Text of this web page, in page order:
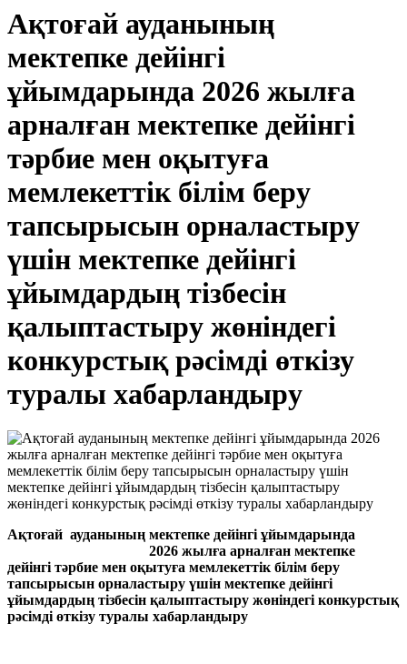
Ақтоғай ауданының
мектепке дейінгі
ұйымдарында 2026 жылға
арналған мектепке дейінгі
тәрбие мен оқытуға
мемлекеттік білім беру
тапсырысын орналастыру
үшін мектепке дейінгі
ұйымдардың тізбесін
қалыптастыру жөніндегі
конкурстық рәсімді өткізу
туралы хабарландыру
Ақтоғай ауданының мектепке дейінгі ұйымдарында
2026 жылға арналған мектепке
дейінгі тәрбие мен оқытуға мемлекеттік білім беру
тапсырысын орналастыру үшін мектепке дейінгі
ұйымдардың тізбесін қалыптастыру жөніндегі конкурстық
рәсімді өткізу туралы хабарландыру